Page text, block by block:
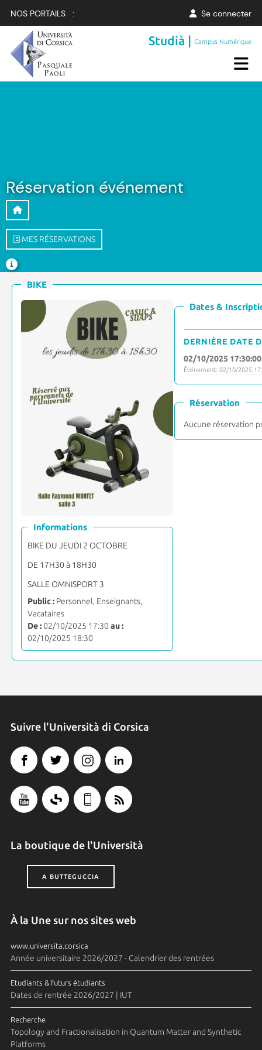
NOS PORTAILS : Se connecter
Studià |Campus Numérique
Réservation événement
MES RÉSERVATIONS
BIKE
Informations
BIKE DU JEUDI 2 OCTOBRE
DE 17H30 à 18H30
SALLE OMNISPORT 3
Public :Personnel, Enseignants,
Vacataires
De :02/10/2025 17:30 au :
02/10/2025 18:30
Dates &
DERNIÈRE DATE
02/10/2025 17:30:00
Événement: 02/10/2025
Réservation
Aucune réservation
Suivre l'Università di Corsica
La boutique de l'Università
A BUTTEGUCCIA
À la Une sur nos sites web
www.universita.corsica
Année universitaire 2026/2027 - Calendrier des rentrées
Etudiants & futurs étudiants
Dates de rentrée 2026/2027 | IUT
Recherche
Topology and Fractionalisation in Quantum Matter and Synthetic
Platforms